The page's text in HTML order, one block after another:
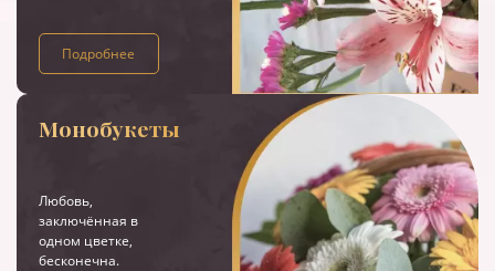
Подробнее
Монобукеты
Любовь,
заключённая в
одном цветке,
бесконечна.